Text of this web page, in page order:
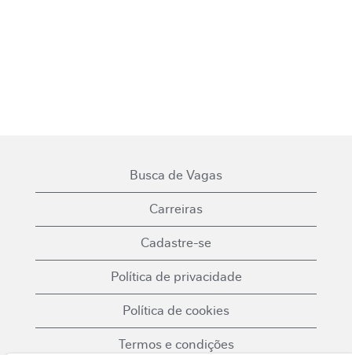
Busca de Vagas
Carreiras
Cadastre-se
Política de privacidade
Política de cookies
Termos e condições